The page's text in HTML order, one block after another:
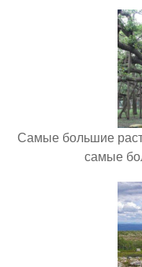
Самые большие
самые